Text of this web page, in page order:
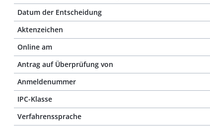
Datum der Entscheidung
Aktenzeichen
Online am
Antrag auf Überprüfung von
Anmeldenummer
IPC-Klasse
Verfahrenssprache